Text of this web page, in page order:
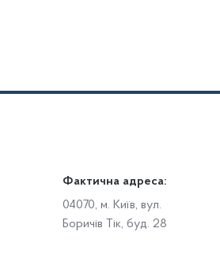
публічної інформації
роботи із запитами на отримання публічної
Фактична адреса:
04070, м. Київ, вул.
Боричів Тік, буд. 28